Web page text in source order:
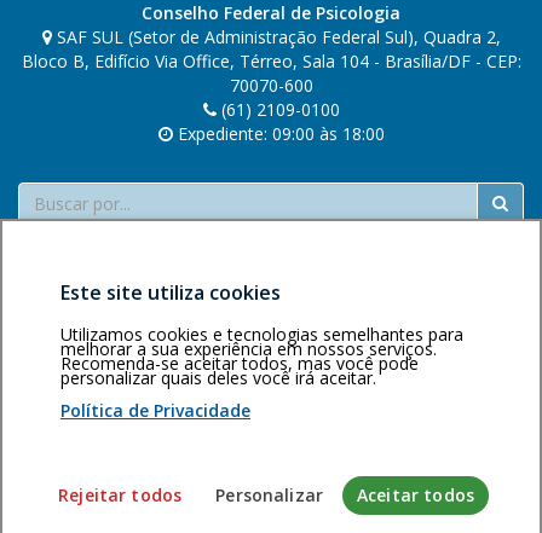
Conselho Federal de Psicologia
SAF SUL (Setor de Administração Federal Sul), Quadra 2,
Bloco B, Edifício Via Office, Térreo, Sala 104 - Brasília/DF - CEP:
70070-600
(61) 2109-0100
Expediente: 09:00 às 18:00
Buscar
Área restritaPolítica de
privacidade
Personalização
de cookies
Voltar ao topo
Sistema desenvolvido pela Gerência de Tecnologia da
Este site utiliza cookies
Utilizamos cookies e tecnologias semelhantes para
melhorar a sua experiência em nossos serviços.
Recomenda-se aceitar todos, mas você pode
personalizar quais deles você irá aceitar.
Política de Privacidade
Rejeitar todos Personalizar Aceitar todos